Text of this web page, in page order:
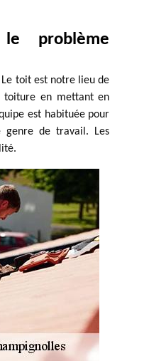
problème
toit est notre lieu de
toiture en mettant en
est habituée pour
genre de travail. Les